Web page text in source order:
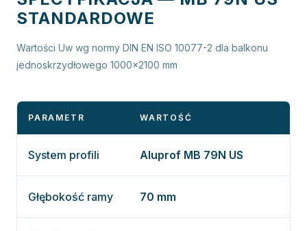
STANDARDOWE
Wartości Uw wg normy DIN EN ISO 10077-2 dla balkonu
jednoskrzydłowego 1000×2100 mm
PARAMETR WARTOŚĆ
System profili Aluprof MB 79N US
Głębokość ramy 70 mm